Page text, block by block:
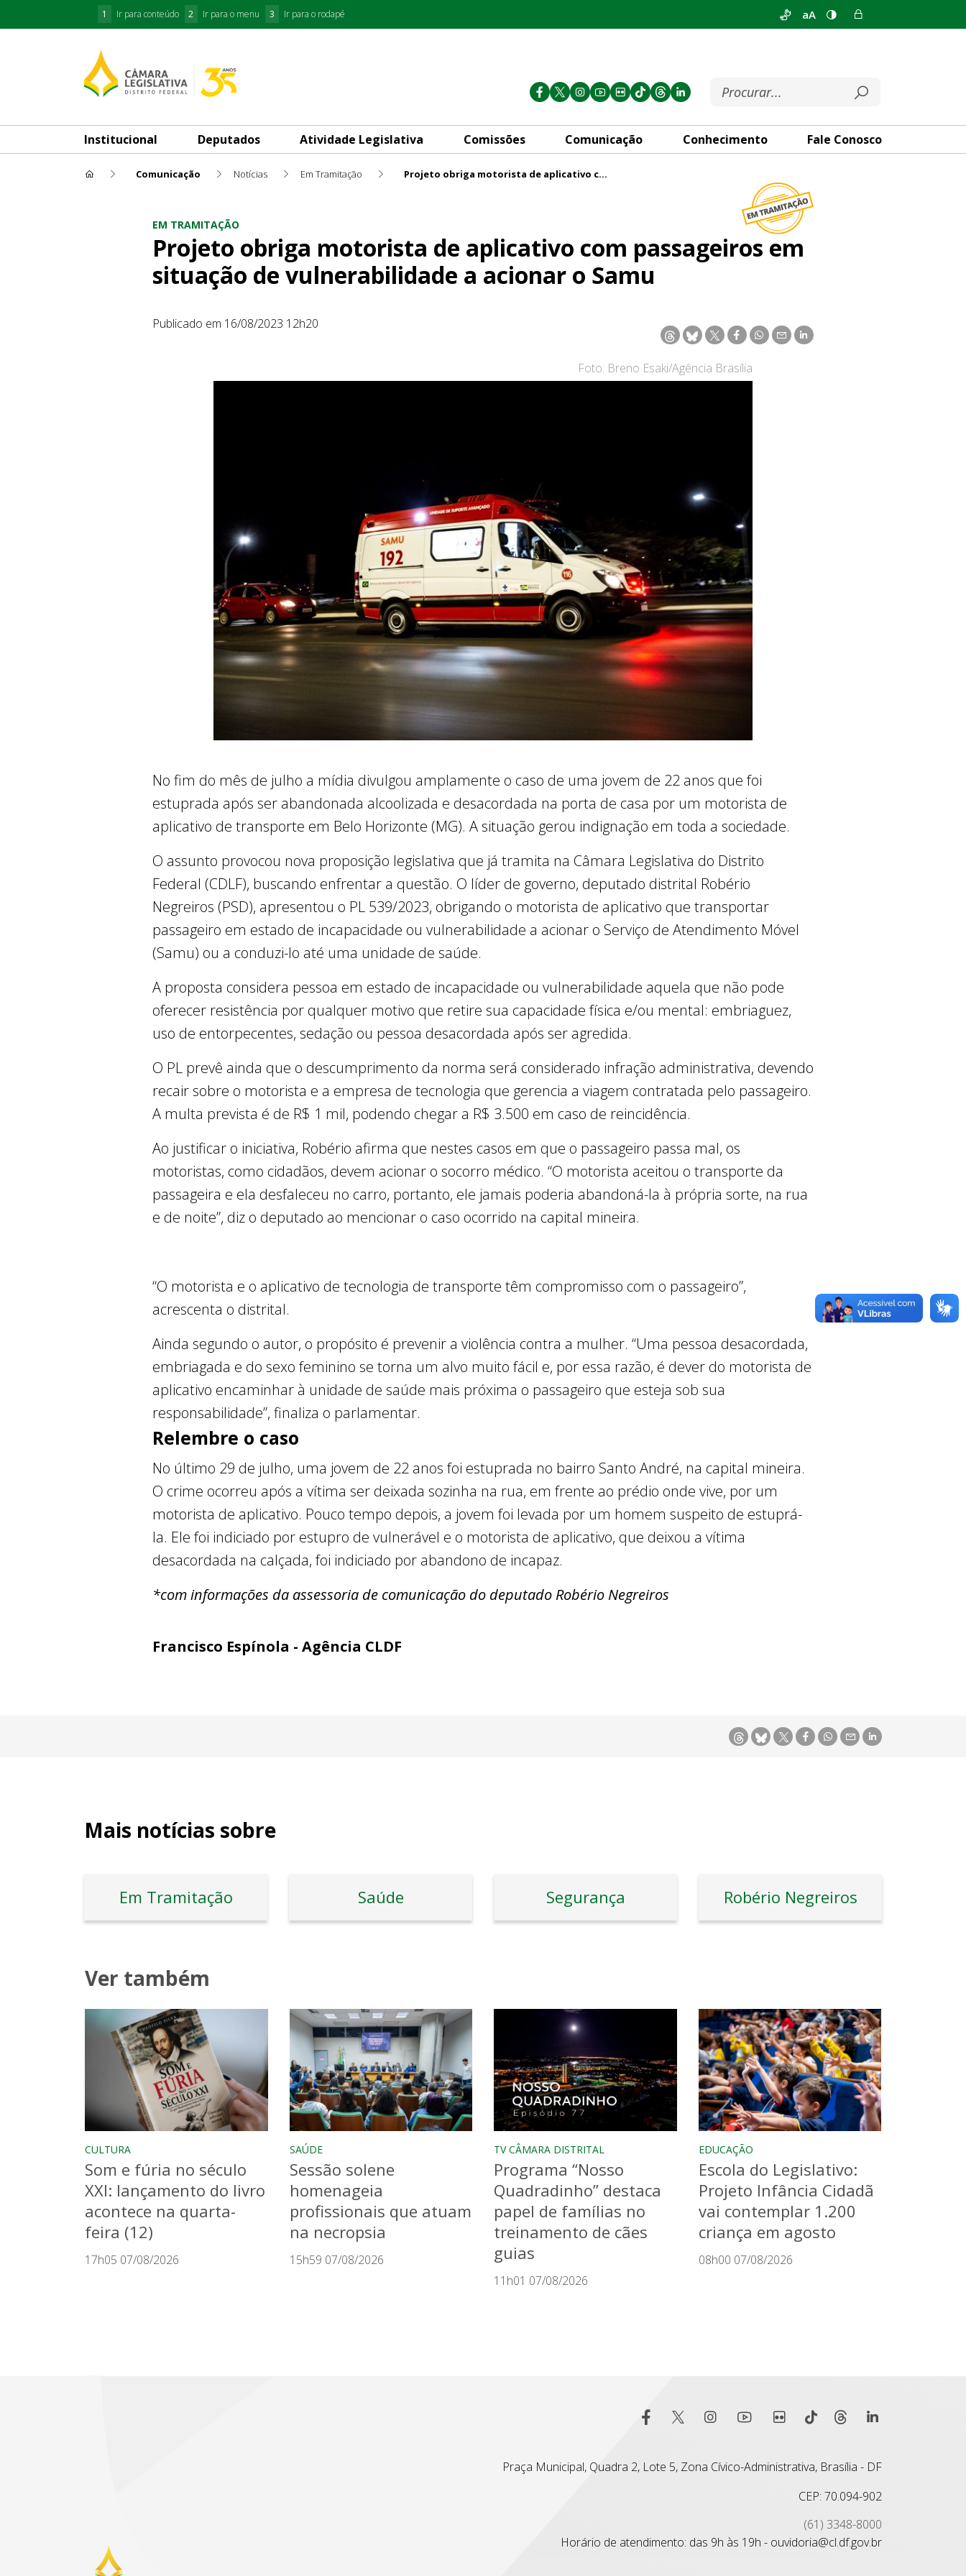
1 Ir para conteúdo 2 Ir para o menu 3 Ir para o rodapé aA
Institucional Deputados Atividade Legislativa Comissões Comunicação Conhecimento Fale Conosco
Comunicação Notícias Em Tramitação Projeto obriga motorista de aplicativo com passageiros em situação de vulnerabilidade a acionar o Samu
Projeto obriga motorista de aplicativo com passageiros em situação de
EM TRAMITAÇÃO
Projeto obriga motorista de aplicativo com passageiros em
situação de vulnerabilidade a acionar o Samu
Publicado em 16/08/2023 12h20
Foto: Breno Esaki/Agência Brasília
No fim do mês de julho a mídia divulgou amplamente o caso de uma jovem de 22 anos que foi
estuprada após ser abandonada alcoolizada e desacordada na porta de casa por um motorista de
aplicativo de transporte em Belo Horizonte (MG). A situação gerou indignação em toda a sociedade.
O assunto provocou nova proposição legislativa que já tramita na Câmara Legislativa do Distrito
Federal (CDLF), buscando enfrentar a questão. O líder de governo, deputado distrital Robério
Negreiros (PSD), apresentou o PL 539/2023, obrigando o motorista de aplicativo que transportar
passageiro em estado de incapacidade ou vulnerabilidade a acionar o Serviço de Atendimento Móvel
(Samu) ou a conduzi-lo até uma unidade de saúde.
A proposta considera pessoa em estado de incapacidade ou vulnerabilidade aquela que não pode
oferecer resistência por qualquer motivo que retire sua capacidade física e/ou mental: embriaguez,
uso de entorpecentes, sedação ou pessoa desacordada após ser agredida.
O PL prevê ainda que o descumprimento da norma será considerado infração administrativa, devendo
recair sobre o motorista e a empresa de tecnologia que gerencia a viagem contratada pelo passageiro.
A multa prevista é de R$ 1 mil, podendo chegar a R$ 3.500 em caso de reincidência.
Ao justificar o iniciativa, Robério afirma que nestes casos em que o passageiro passa mal, os
motoristas, como cidadãos, devem acionar o socorro médico. “O motorista aceitou o transporte da
passageira e ela desfaleceu no carro, portanto, ele jamais poderia abandoná-la à própria sorte, na rua
e de noite”, diz o deputado ao mencionar o caso ocorrido na capital mineira.
“O motorista e o aplicativo de tecnologia de transporte têm compromisso com o passageiro”,
acrescenta o distrital.
Ainda segundo o autor, o propósito é prevenir a violência contra a mulher. “Uma pessoa desacordada,
embriagada e do sexo feminino se torna um alvo muito fácil e, por essa razão, é dever do motorista de
aplicativo encaminhar à unidade de saúde mais próxima o passageiro que esteja sob sua
responsabilidade”, finaliza o parlamentar.
Relembre o caso
No último 29 de julho, uma jovem de 22 anos foi estuprada no bairro Santo André, na capital mineira.
O crime ocorreu após a vítima ser deixada sozinha na rua, em frente ao prédio onde vive, por um
motorista de aplicativo. Pouco tempo depois, a jovem foi levada por um homem suspeito de estuprá-
la. Ele foi indiciado por estupro de vulnerável e o motorista de aplicativo, que deixou a vítima
desacordada na calçada, foi indiciado por abandono de incapaz.
*com informações da assessoria de comunicação do deputado Robério Negreiros
Francisco Espínola - Agência CLDF
Mais notícias sobre
Em Tramitação Saúde Segurança Robério Negreiros
Ver também
CULTURA
Som e fúria no século
XXI: lançamento do livro
acontece na quarta-
feira (12)
17h05 07/08/2026
SAÚDE
Sessão solene
homenageia
profissionais que atuam
na necropsia
15h59 07/08/2026
TV CÂMARA DISTRITAL
Programa “Nosso
Quadradinho” destaca
papel de famílias no
treinamento de cães
guias
11h01 07/08/2026
EDUCAÇÃO
Escola do Legislativo:
Projeto Infância Cidadã
vai contemplar 1.200
criança em agosto
08h00 07/08/2026
Praça Municipal, Quadra 2, Lote 5, Zona Cívico-Administrativa, Brasília - DF
CEP: 70.094-902
(61) 3348-8000
Horário de atendimento: das 9h às 19h - ouvidoria@cl.df.gov.br